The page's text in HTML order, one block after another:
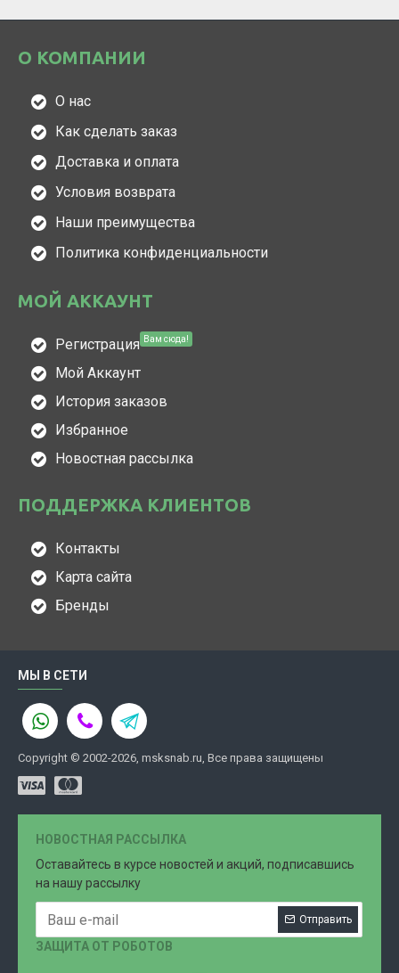
О КОМПАНИИ
О нас
Как сделать заказ
Доставка и оплата
Условия возврата
Наши преимущества
Политика конфиденциальности
МОЙ АККАУНТ
Регистрация Вам сюда!
Мой Аккаунт
История заказов
Избранное
Новостная рассылка
ПОДДЕРЖКА КЛИЕНТОВ
Контакты
Карта сайта
Бренды
МЫ В СЕТИ
Copyright © 2002-2026, msksnab.ru, Все права защищены
НОВОСТНАЯ РАССЫЛКА
Оставайтесь в курсе новостей и акций, подписавшись
на нашу рассылку
Отправить
ЗАЩИТА ОТ РОБОТОВ